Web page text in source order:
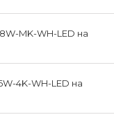
MK-WH-LED на
4K-WH-LED на